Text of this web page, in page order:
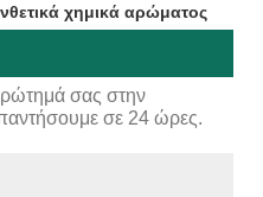
χημικά αρώματος
σας στην
σε 24 ώρες.